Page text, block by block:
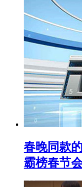
春晚同款
霸榜春节